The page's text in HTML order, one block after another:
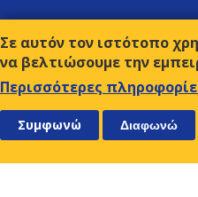
Επικοινωνία
Όροι χρήσης
Ο.Κ.Ε.
Σε αυτόν τον ιστότοπο
να βελτιώσουμε την
Περισσότερες
Συμφωνώ Διαφωνώ